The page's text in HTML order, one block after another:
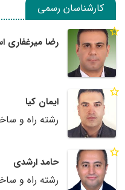
کارشناسان رسمی
رضا میرغفاری
ایمان کیا
رشته راه و
حامد ارشدی
رشته راه و